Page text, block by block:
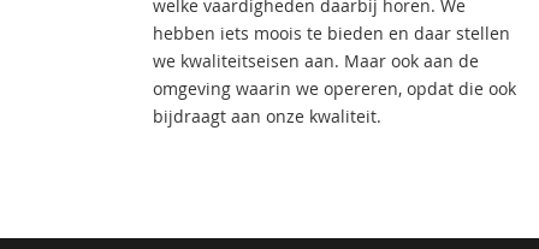
welke vaardigheden daarbij horen. We
hebben iets moois te bieden en daar stellen
we kwaliteitseisen aan. Maar ook aan de
omgeving waarin we opereren, opdat die ook
bijdraagt aan onze kwaliteit.